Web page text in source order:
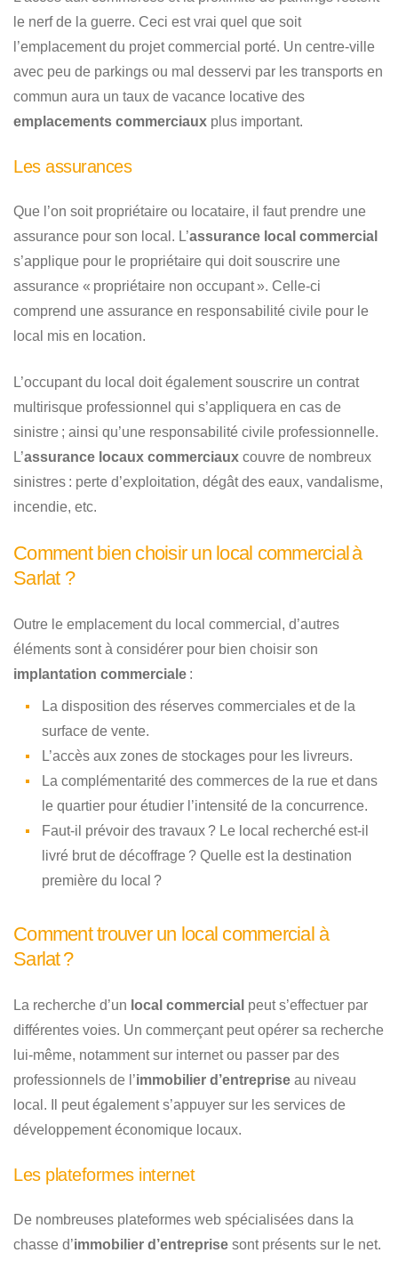
le nerf de la guerre. Ceci est vrai quel que soit
l’emplacement du projet commercial porté. Un centre-ville
avec peu de parkings ou mal desservi par les transports en
commun aura un taux de vacance locative des
emplacements commerciaux plus important.
Les assurances
Que l’on soit propriétaire ou locataire, il faut prendre une
assurance pour son local. L’assurance local commercial
s’applique pour le propriétaire qui doit souscrire une
assurance « propriétaire non occupant ». Celle-ci
comprend une assurance en responsabilité civile pour le
local mis en location.
L’occupant du local doit également souscrire un contrat
multirisque professionnel qui s’appliquera en cas de
sinistre ; ainsi qu’une responsabilité civile professionnelle.
L’assurance locaux commerciaux couvre de nombreux
sinistres : perte d’exploitation, dégât des eaux, vandalisme,
incendie, etc.
Comment bien choisir un local commercial à
Sarlat ?
Outre le emplacement du local commercial, d’autres
éléments sont à considérer pour bien choisir son
implantation commerciale :
La disposition des réserves commerciales et de la
surface de vente.
L’accès aux zones de stockages pour les livreurs.
La complémentarité des commerces de la rue et dans
le quartier pour étudier l’intensité de la concurrence.
Faut-il prévoir des travaux ? Le local recherché est-il
livré brut de décoffrage ? Quelle est la destination
première du local ?
Comment trouver un local commercial à
Sarlat ?
La recherche d’un local commercial peut s’effectuer par
différentes voies. Un commerçant peut opérer sa recherche
lui-même, notamment sur internet ou passer par des
professionnels de l’immobilier d’entreprise au niveau
local. Il peut également s’appuyer sur les services de
développement économique locaux.
Les plateformes internet
De nombreuses plateformes web spécialisées dans la
chasse d’immobilier d’entreprise sont présents sur le net.